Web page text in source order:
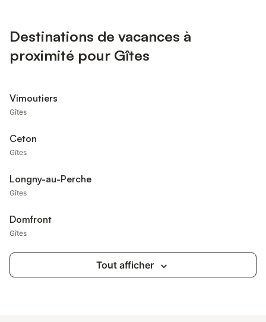
Destinations de vacances à
proximité pour Gîtes
Vimoutiers
Gîtes
Ceton
Gîtes
Longny-au-Perche
Gîtes
Domfront
Gîtes
Tout afficher